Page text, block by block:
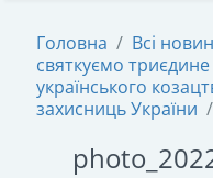
Головна / Всі
святкуємо
українського
захисниць України /